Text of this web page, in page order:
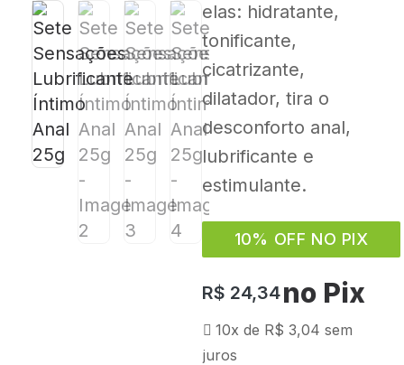
elas: hidratante,
tonificante,
cicatrizante,
dilatador, tira o
desconforto anal,
lubrificante e
estimulante.
10% OFF NO PIX
R$ 24,34no Pix
10x de R$ 3,04 sem
juros